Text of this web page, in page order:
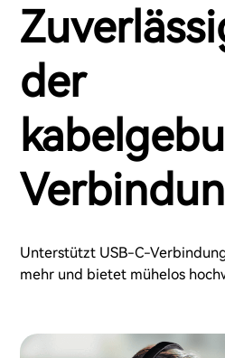
der
Unterstützt USB-C-
mehr und bietet mühelos